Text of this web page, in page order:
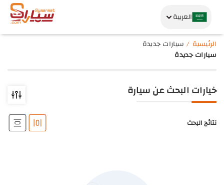
العربية
الرئيسية
سيارات جديدة
سيارات جديدة
خيارات البحث عن سيارة
نتائج البحث